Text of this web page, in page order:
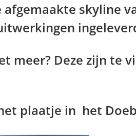
skyline
meer? Deze zijn te
plaatje in het